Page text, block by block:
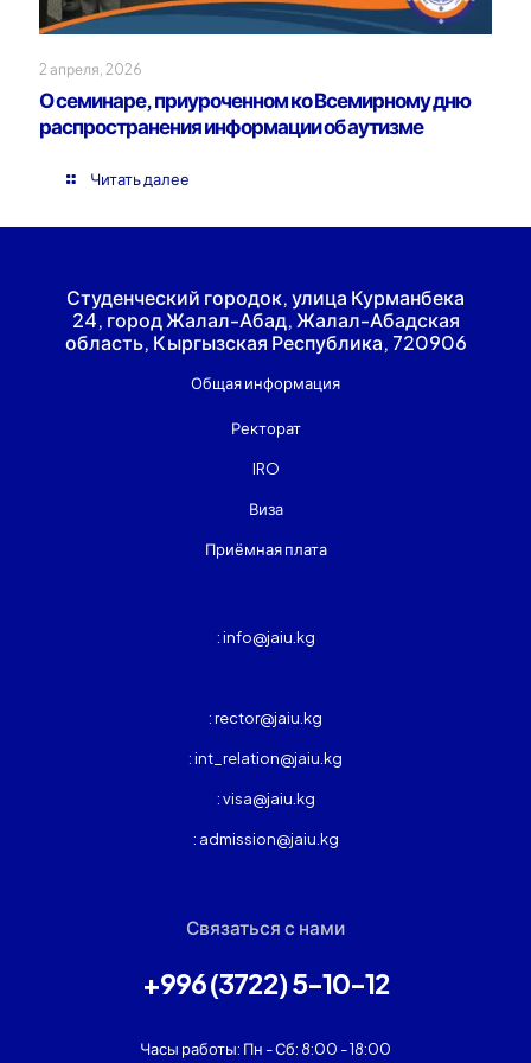
2 апреля, 2026
О семинаре, приуроченном ко Всемирному дню
распространения информации об аутизме
Читать далее
Студенческий городок, улица Курманбека
24, город Жалал-Абад, Жалал-Абадская
область, Кыргызская Республика, 720906
Общая информация
Ректорат
IRO
Виза
Приёмная плата
: info@jaiu.kg
: rector@jaiu.kg
: int_relation@jaiu.kg
: visa@jaiu.kg
: admission@jaiu.kg
Связаться с нами
+996 (3722) 5-10-12
Часы работы: Пн - Сб: 8:00 - 18:00